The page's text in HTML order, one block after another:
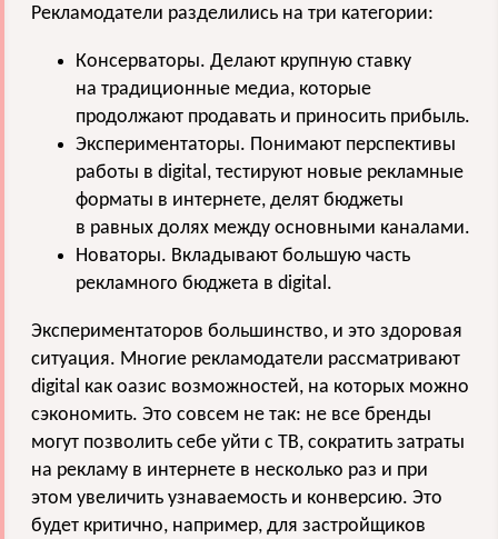
Рекламодатели разделились на три категории:
Консерваторы. Делают крупную ставку
на традиционные медиа, которые
продолжают продавать и приносить прибыль.
Экспериментаторы. Понимают перспективы
работы в digital, тестируют новые рекламные
форматы в интернете, делят бюджеты
в равных долях между основными каналами.
Новаторы. Вкладывают большую часть
рекламного бюджета в digital.
Экспериментаторов большинство, и это здоровая
ситуация. Многие рекламодатели рассматривают
digital как оазис возможностей, на которых можно
сэкономить. Это совсем не так: не все бренды
могут позволить себе уйти с ТВ, сократить затраты
на рекламу в интернете в несколько раз и при
этом увеличить узнаваемость и конверсию. Это
будет критично, например, для застройщиков